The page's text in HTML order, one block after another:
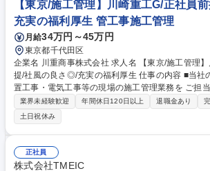
日本の産業・インフラを支える大変やりがいのある仕事！ 募
【川崎/電気工事施工管理（プラント/産業インフラ
機G
【東京/施工管理】川崎重工G/正社員
充実の福利厚生 管工事施工管理
月給34万円～45万円
東京都千代田区
企業名 川重商事株式会社 求人名 【東京/施工管理】川崎重工G/正社員前
提/社風の良さ◎/充実の福利厚生 仕事の内容 ■当社の管工事・機械器具設
置工事・電気工事等の現場の施工管理業務を ご担
は】■安全管理をメイン業務とし、その他工程管理
きます。※当社では、下請け業者の選定や 工事計画等は営業が取り決めを
しております。※変更範囲:当社業務全般 【例】・
におけえる空調機器設置工事等）・機械 機具設置
ー、ガスタービン、業務用クレーン等) ・電気工事(
センター等における受変電設備、非常 用発電機の
業界未経験歓迎 年間休日120日以上 退職金あり
土日祝休み
正社員
株式会社TMEIC